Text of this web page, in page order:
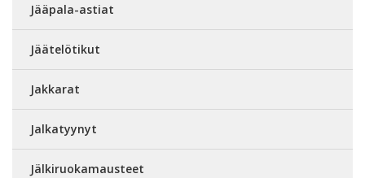
Jääpala-astiat
Jäätelötikut
Jakkarat
Jalkatyynyt
Jälkiruokamausteet